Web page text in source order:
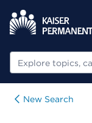
Buscar
New Search